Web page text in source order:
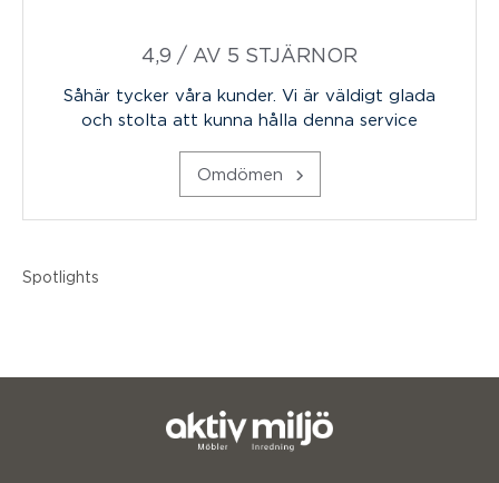
4,9 / AV 5 STJÄRNOR
Såhär tycker våra kunder. Vi är väldigt glada
och stolta att kunna hålla denna service
Omdömen
Spotlights